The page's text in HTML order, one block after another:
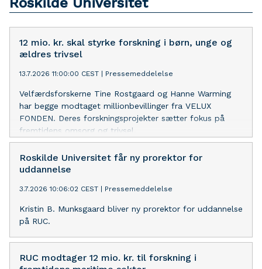
12 mio. kr. skal styrke forskning i børn, unge og
ældres trivsel
13.7.2026 11:00:00 CEST Pressemeddelelse
Velfærdsforskerne Tine Rostgaard og Hanne Warming
har begge modtaget millionbevillinger fra VELUX
FONDEN. Deres forskningsprojekter sætter fokus på
fremtidens omsorg og trivsel.
Roskilde Universitet får ny prorektor for
uddannelse
3.7.2026 10:06:02 CEST Pressemeddelelse
Kristin B. Munksgaard bliver ny prorektor for uddannelse
på RUC.
RUC modtager 12 mio. kr. til forskning i